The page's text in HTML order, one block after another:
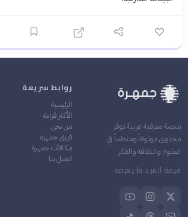
منصة معرفية عربية توفر
محتوى موثوقاً ومنظماً في
العلوم والثقافة والفكر
قيمة المرء ما يعرفه
روابط سريعة
الرئيسية
الأكثر قراءة
من نحن
فريق جمهرة
مكافآت جمهرة
اتصل بنا